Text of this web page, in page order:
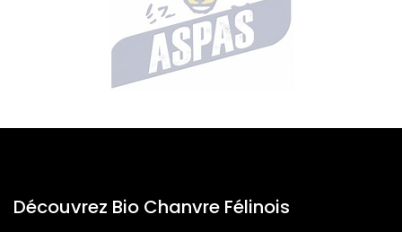
Découvrez Bio Chanvre Félinois